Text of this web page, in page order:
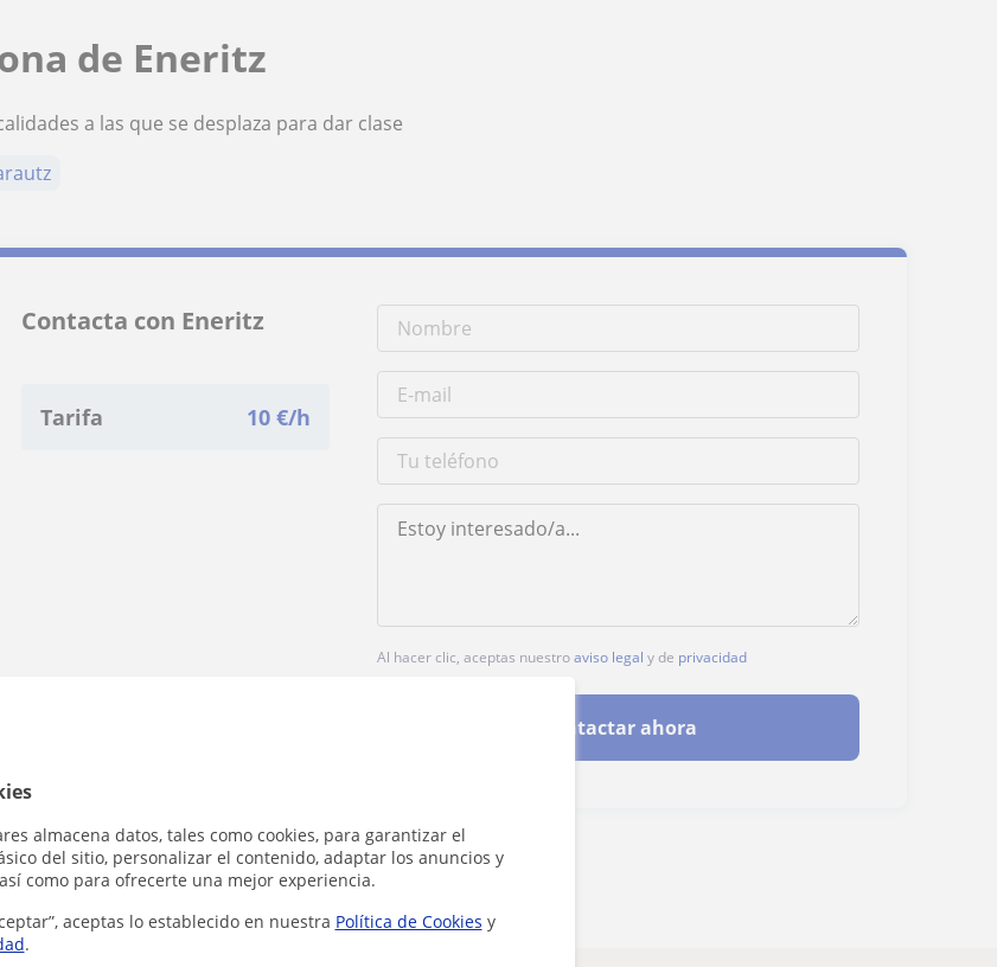
almacena datos, tales como cookies, para garantizar el
del sitio, personalizar el contenido, adaptar los anuncios y
como para ofrecerte una mejor experiencia.
aceptas lo establecido en nuestra Política de Cookies y
.
de Eneritz
a las que se desplaza para dar clase
Contacta con Eneritz
Tarifa 10 €/h
Al hacer clic, aceptas nuestroaviso legal y de privacidad
Contactar ahora
¿Hay algún error en este perfil?Cuéntanos